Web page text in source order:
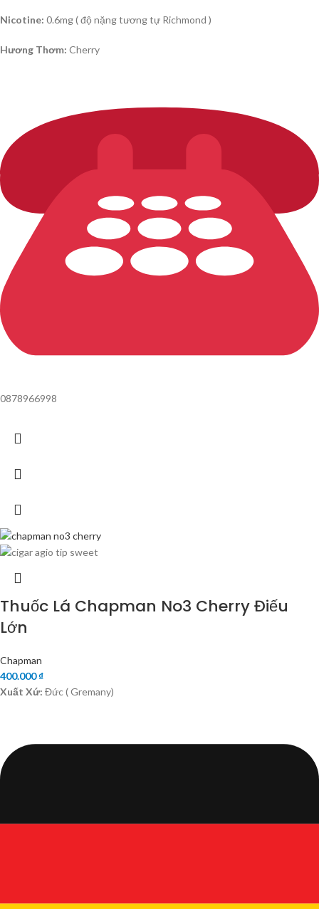
Nicotine: 0.6mg ( độ nặng tương tự Richmond )
Hương Thơm: Cherry
0878966998
Thuốc Lá Chapman No3 Cherry Điếu
Lớn
Chapman
400.000₫
Xuất Xứ: Đức ( Gremany)